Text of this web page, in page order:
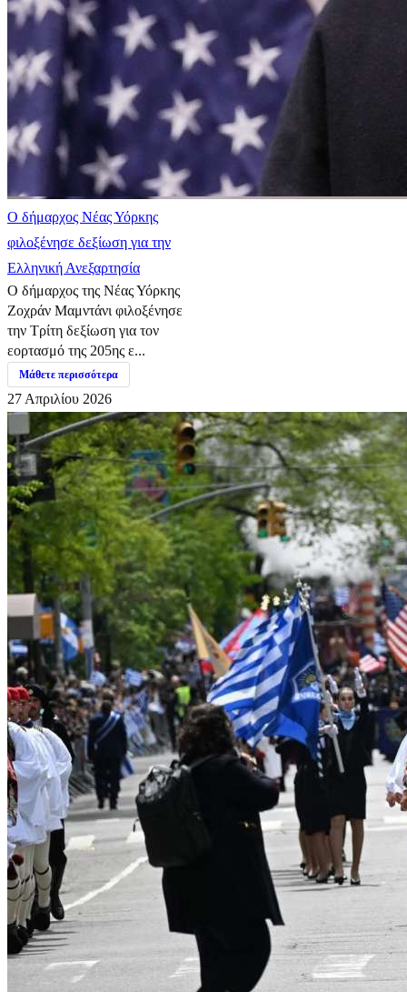
Ο δήμαρχος Νέας Υόρκης
φιλοξένησε δεξίωση για την
Ελληνική Ανεξαρτησία
Ο δήμαρχος της Νέας Υόρκης
Ζοχράν Μαμντάνι φιλοξένησε
την Τρίτη δεξίωση για τον
εορτασμό της 205ης ε...
Μάθετε περισσότερα
27 Απριλίου 2026